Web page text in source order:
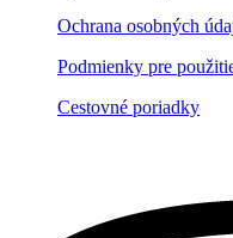
Ochrana osobných
Podmienky pre
Cestovné poriadky